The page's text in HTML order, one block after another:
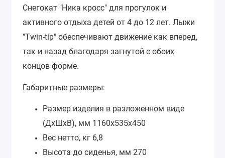
Снегокат "Ника кросс" для прогулок и
активного отдыха детей от 4 до 12 лет. Лыжи
"Twin-tip" обеспечивают движение как вперед,
так и назад благодаря загнутой с обоих
концов форме.
Габаритные размеры:
Размер изделия в разложенном виде
(ДхШхВ), мм 1160х535х450
Вес нетто, кг 6,8
Высота до сиденья, мм 270